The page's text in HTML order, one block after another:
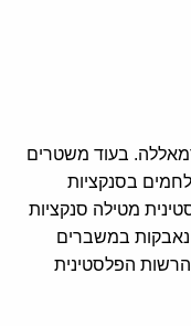
בעוד משטרים
בסנקציות
מטילה סנקציות
נאבקות במשברים
הפלסטינית